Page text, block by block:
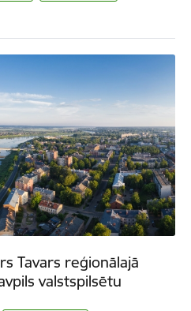
Tavars reģionālajā
valstspilsētu